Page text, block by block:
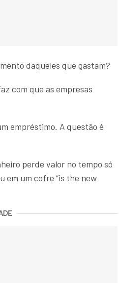
daqueles que gastam?
com que as empresas
empréstimo. A questão é
perde valor no tempo só
em um cofre “is the new